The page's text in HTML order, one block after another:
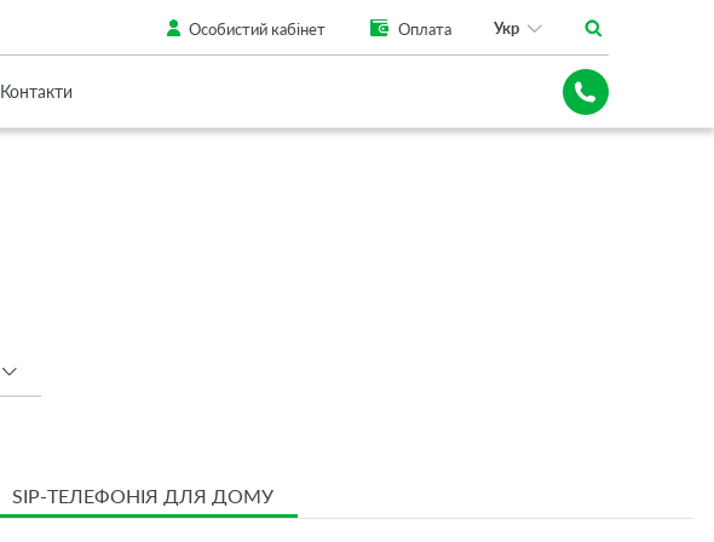
Особистий кабінет Оплата Укр
Контакти
SIP-ТЕЛЕФОНІЯ ДЛЯ ДОМУ